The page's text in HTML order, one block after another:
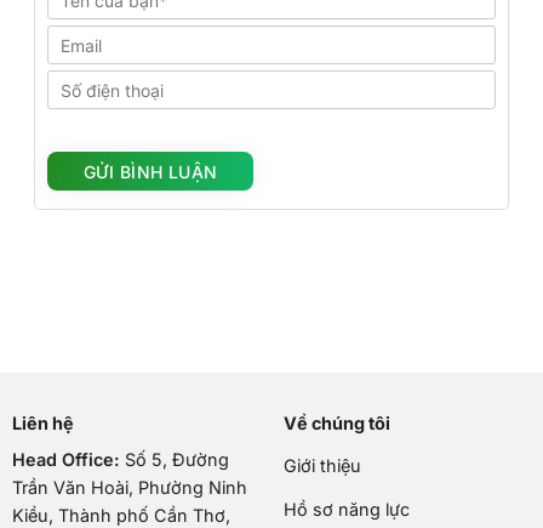
Liên hệ
Head Office: Số 5, Đường
Trần Văn Hoài, Phường Ninh
Kiều, Thành phố Cần Thơ,
Về chúng tôi
Giới thiệu
Hồ sơ năng lực